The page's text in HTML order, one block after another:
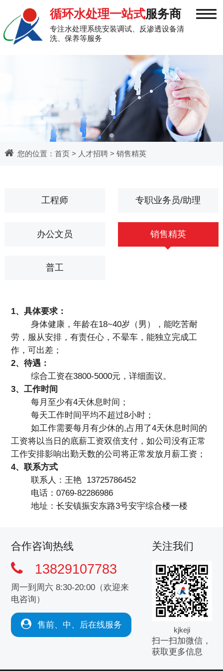
循环水处理一站式服务商
专注水处理系统安装调试、反渗透设备清
洗、保养等服务
≡
您的位置： 首页> 人才招聘> 销售精英
工程师 专职业务员/助理
办公文员 销售精英
普工
1、具体要求：
身体健康，年龄在18~40岁（男），能吃苦耐
劳，服从安排，有责任心，不晕车，能独立完成工
作，可出差；
2、待遇：
综合工资在3800-5000元，详细面议。
3、工作时间
每月至少有4天休息时间；
每天工作时间平均不超过8小时；
如工作需要每月有少休的,占用了4天休息时间的
工资将以当日的底薪工资双倍支付，如公司没有正常
工作安排影响出勤天数的公司将正常发放月薪工资；
4、联系方式
联系人：王艳 13725786452
电话：0769-82286986
地址：长安镇振安东路3号安宇综合楼一楼
合作咨询热线
13829107783
周一到周六 8:30-20:00（欢迎来
电咨询）
售前、中、后在线服务
关注我们
kjkeji
扫一扫加微信，
获取更多信息